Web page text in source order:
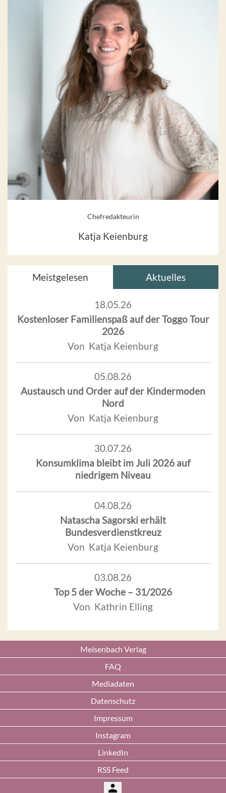
Chefredakteurin
Katja Keienburg
Meistgelesen Aktuelles
18.05.26
Kostenloser Familienspaß auf der Toggo Tour
2026
Von Katja Keienburg
05.08.26
Austausch und Order auf der Kindermoden
Nord
Von Katja Keienburg
30.07.26
Konsumklima bleibt im Juli 2026 auf
niedrigem Niveau
04.08.26
Natascha Sagorski erhält
Bundesverdienstkreuz
Von Katja Keienburg
03.08.26
Top 5 der Woche – 31/2026
Von Kathrin Elling
Meisenbach Verlag
FAQ
Mediadaten
Datenschutz
Impressum
Instagram
LinkedIn
RSS Feed